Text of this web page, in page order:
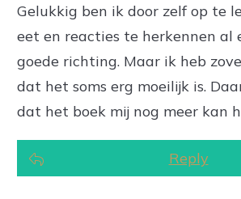
Gelukkig ben ik door zelf op te
eet en reacties te herkennen al
goede richting. Maar ik heb
dat het soms erg moeilijk is.
dat het boek mij nog meer kan
Reply